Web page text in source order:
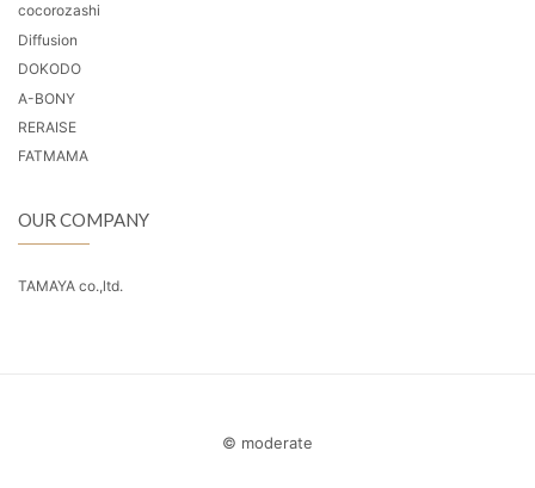
cocorozashi
Diffusion
DOKODO
A-BONY
RERAISE
FATMAMA
OUR COMPANY
TAMAYA co.,ltd.
© moderate